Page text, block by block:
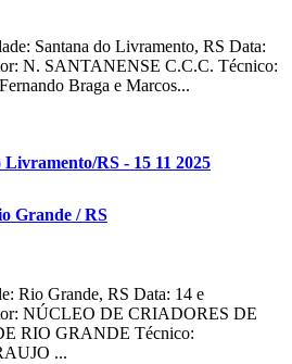
Santana do Livramento, RS Data:
N. SANTANENSE C.C.C. Técnico:
Braga e Marcos...
Livramento/RS - 15 11 2025
Grande / RS
Rio Grande, RS Data: 14 e
NÚCLEO DE CRIADORES DE
RIO GRANDE Técnico:
...